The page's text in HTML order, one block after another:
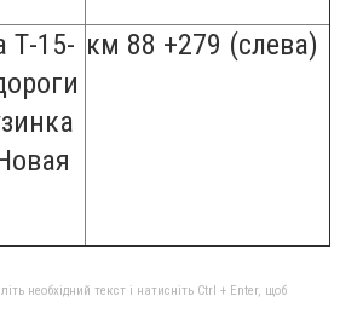
Т-15- км 88 +279 (слева)
необхідний текст і натисніть Ctrl + Enter, щоб